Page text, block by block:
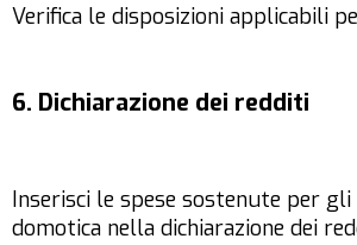
Verifica le disposizioni applicabili
6. Dichiarazione dei redditi
Inserisci le spese sostenute per
domotica nella dichiarazione dei